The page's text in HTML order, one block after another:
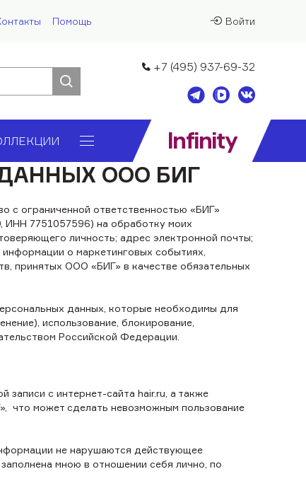
Помощь Войти
+7 (495) 937-69-32
Infinity
ООО БИГ
с ограниченной ответственностью «БИГ»
ИНН 7751057596) на обработку моих
личность; адрес электронной почты;
о маркетинговых событиях,
принятых ООО «БИГ» в качестве обязательных
данных, которые необходимы для
использование, блокирование,
Российской Федерации.
записи с интернет-сайта hair.ru, а также
что может сделать невозможным пользование
не нарушаются действующее
мною в отношении себя лично, по